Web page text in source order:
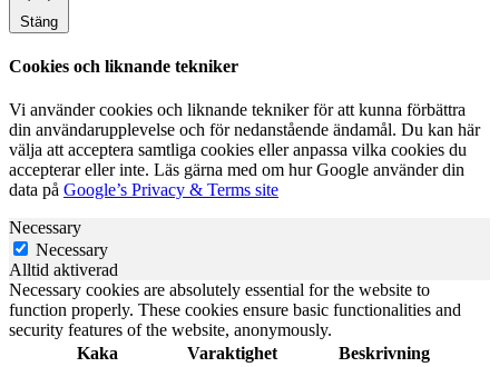
Stäng
Cookies och liknande tekniker
Vi använder cookies och liknande tekniker för att kunna förbättra
din användarupplevelse och för nedanstående ändamål. Du kan här
välja att acceptera samtliga cookies eller anpassa vilka cookies du
accepterar eller inte. Läs gärna med om hur Google använder din
data på Google’s Privacy & Terms site
Necessary
Necessary
Alltid aktiverad
Necessary cookies are absolutely essential for the website to
function properly. These cookies ensure basic functionalities and
security features of the website, anonymously.
Kaka
Varaktighet Beskrivning